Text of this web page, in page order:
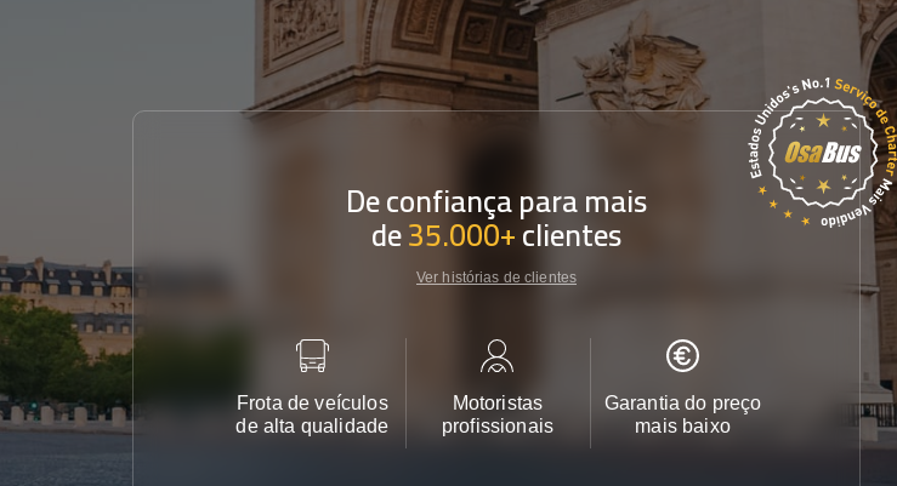
De confiança para mais
de35.000+clientes
Ver histórias de clientes
Frota de veículos
de alta qualidade
Motoristas
profissionais
Garantia do preço
mais baixo
Apoio ao
24/7